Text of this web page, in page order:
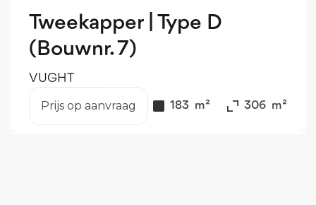
Tweekapper | Type D
(Bouwnr. 7)
VUGHT
1 V.O.N.
Prijs op aanvraag 183 m² 306 m²